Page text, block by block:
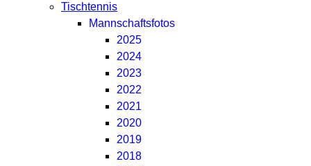
Tischtennis
Mannschaftsfotos
2025
2024
2023
2022
2021
2020
2019
2018